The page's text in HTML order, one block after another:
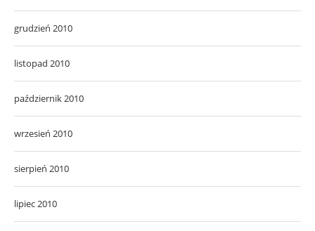
grudzień 2010
listopad 2010
październik 2010
wrzesień 2010
sierpień 2010
lipiec 2010